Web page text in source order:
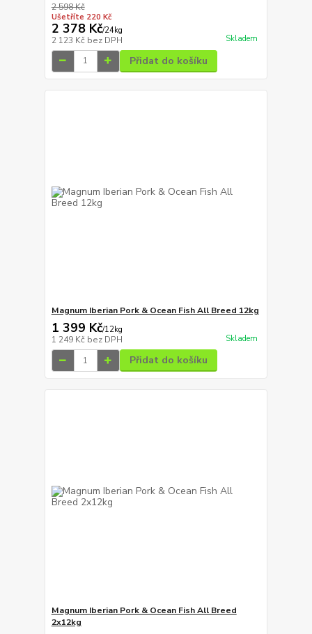
2 598 Kč
Ušetříte 220 Kč
2 378 Kč/24kg
2 123 Kč bez DPH Skladem
Přidat do košíku
Magnum Iberian Pork & Ocean Fish All Breed 12kg
1 399 Kč/12kg
1 249 Kč bez DPH Skladem
Přidat do košíku
Magnum Iberian Pork & Ocean Fish All Breed
2x12kg